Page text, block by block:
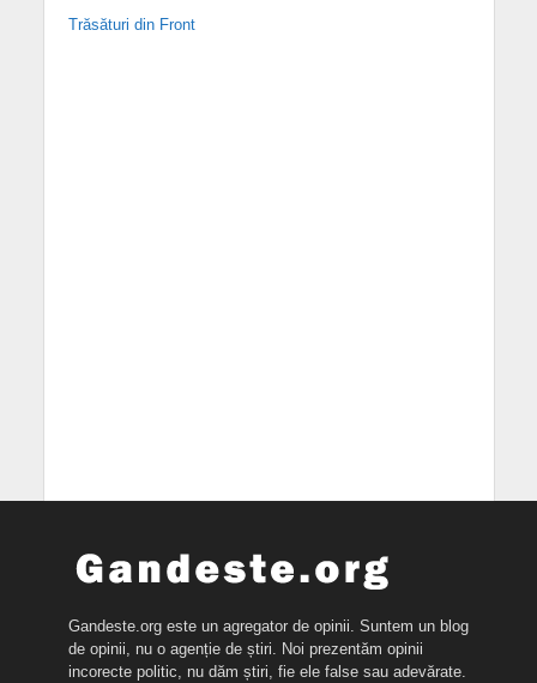
Trăsături din Front
Gandeste.org este un agregator de opinii. Suntem un blog
de opinii, nu o agenție de știri. Noi prezentăm opinii
incorecte politic, nu dăm știri, fie ele false sau adevărate.